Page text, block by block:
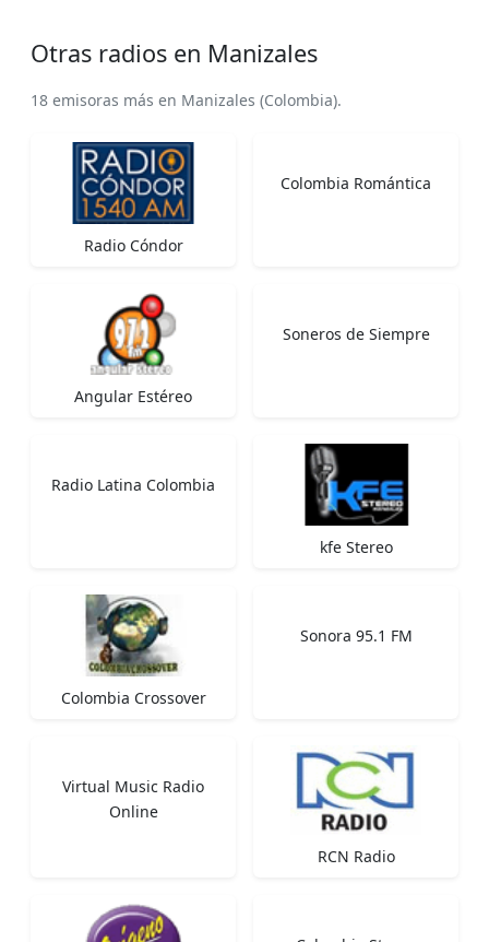
Otras radios en Manizales
18 emisoras más en Manizales (Colombia).
Radio Cóndor
Colombia Romántica
Angular Estéreo
Soneros de Siempre
Radio Latina Colombia
kfe Stereo
Colombia Crossover
Sonora 95.1 FM
Virtual Music Radio
Online
RCN Radio